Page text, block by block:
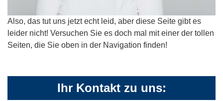
Also, das tut uns jetzt echt leid, aber diese Seite gibt es
leider nicht! Versuchen Sie es doch mal mit einer der tollen
Seiten, die Sie oben in der Navigation finden!
Ihr Kontakt zu uns: